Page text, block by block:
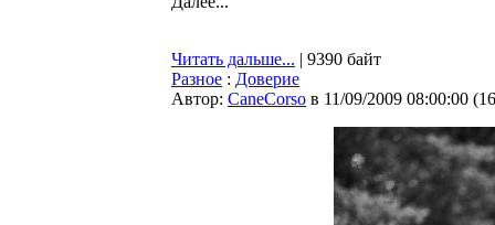
Читать дальше... | 9390 байт
Разное : Доверие
Автор: CaneCorso в 11/09/2009 08:00:00 (